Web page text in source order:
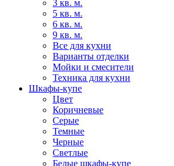
3 кв. м.
5 кв. м.
6 кв. м.
9 кв. м.
Все для кухни
Варианты отделки
Мойки и смесители
Техника для кухни
Шкафы-купе
Цвет
Коричневые
Серые
Темные
Черные
Светлые
Белые шкафы-купе